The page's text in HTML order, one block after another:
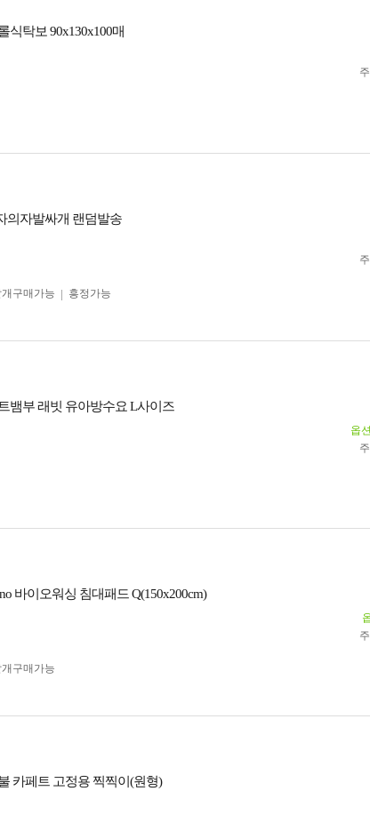
식탁보 90x130x100매
의자발싸개 랜덤발송
개구매가능 흥정가능
뱀부 래빗 유아방수요 L사이즈
옵
바이오워싱 침대패드 Q(150x200cm)
개구매가능
카페트 고정용 찍찍이(원형)